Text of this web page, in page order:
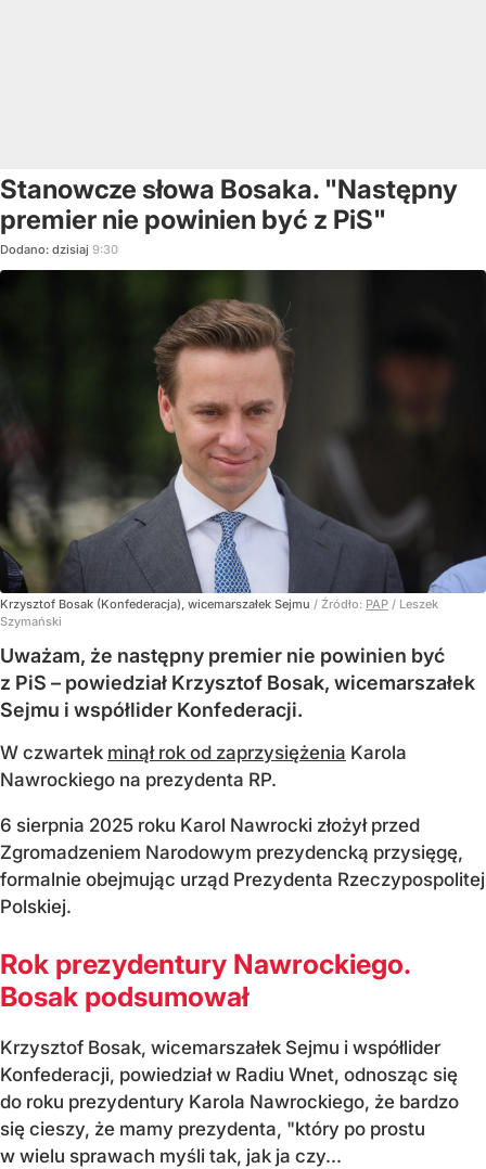
Stanowcze słowa Bosaka. "Następny
premier nie powinien być z PiS"
Dodano: dzisiaj 9:30
Krzysztof Bosak (Konfederacja), wicemarszałek Sejmu / Źródło: PAP / Leszek
Szymański
Uważam, że następny premier nie powinien być
z PiS – powiedział Krzysztof Bosak, wicemarszałek
Sejmu i współlider Konfederacji.
W czwartek minął rok od zaprzysiężenia Karola
Nawrockiego na prezydenta RP.
6 sierpnia 2025 roku Karol Nawrocki złożył przed
Zgromadzeniem Narodowym prezydencką przysięgę,
formalnie obejmując urząd Prezydenta Rzeczypospolitej
Polskiej.
Rok prezydentury Nawrockiego.
Bosak podsumował
Krzysztof Bosak, wicemarszałek Sejmu i współlider
Konfederacji, powiedział w Radiu Wnet, odnosząc się
do roku prezydentury Karola Nawrockiego, że bardzo
się cieszy, że mamy prezydenta, "który po prostu
w wielu sprawach myśli tak, jak ja czy...